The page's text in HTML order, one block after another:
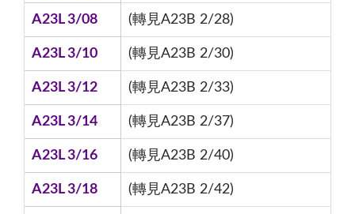
A23L 3/08 (轉見A23B 2/28)
A23L 3/10 (轉見A23B 2/30)
A23L 3/12 (轉見A23B 2/33)
A23L 3/14 (轉見A23B 2/37)
A23L 3/16 (轉見A23B 2/40)
A23L 3/18 (轉見A23B 2/42)